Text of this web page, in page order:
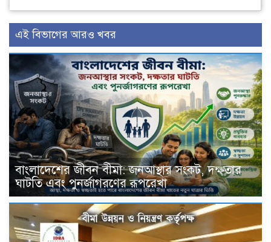
এই বিভাগের আরও খবর
বাংলাদেশের জীবন বীমা: জনআস্থার সংকট, দক্ষতার
ঘাটতি এবং পুনর্জাগরণের রূপরেখা